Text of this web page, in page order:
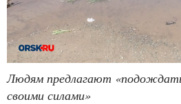
Людям предлагают
своими силами»